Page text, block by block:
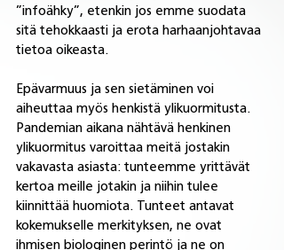
”infoähky”, etenkin jos emme suodata
sitä tehokkaasti ja erota harhaanjohtavaa
tietoa oikeasta.
Epävarmuus ja sen sietäminen voi
aiheuttaa myös henkistä ylikuormitusta.
Pandemian aikana nähtävä henkinen
ylikuormitus varoittaa meitä jostakin
vakavasta asiasta: tunteemme yrittävät
kertoa meille jotakin ja niihin tulee
kiinnittää huomiota. Tunteet antavat
kokemukselle merkityksen, ne ovat
ihmisen biologinen perintö ja ne on